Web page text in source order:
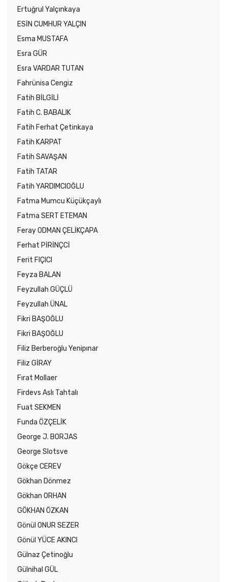
Ertuğrul Yalçınkaya
ESİN CUMHUR YALÇIN
Esma MUSTAFA
Esra GÜR
Esra VARDAR TUTAN
Fahrünisa Cengiz
Fatih BİLGİLİ
Fatih C. BABALIK
Fatih Ferhat Çetinkaya
Fatih KARPAT
Fatih SAVAŞAN
Fatih TATAR
Fatih YARDIMCIOĞLU
Fatma Mumcu Küçükçaylı
Fatma SERT ETEMAN
Feray ODMAN ÇELİKÇAPA
Ferhat PİRİNÇCİ
Ferit FIÇICI
Feyza BALAN
Feyzullah GÜÇLÜ
Feyzullah ÜNAL
Fikri BAŞOĞLU
Fikri BAŞOĞLU
Filiz Berberoğlu Yenipınar
Filiz GİRAY
Fırat Mollaer
Firdevs Aslı Tahtalı
Fuat SEKMEN
Funda ÖZÇELİK
George J. BORJAS
George Slotsve
Gökçe CEREV
Gökhan Dönmez
Gökhan ORHAN
GÖKHAN ÖZKAN
Gönül ONUR SEZER
Gönül YÜCE AKINCI
Gülnaz Çetinoğlu
Gülnihal GÜL